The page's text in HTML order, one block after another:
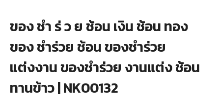
บทความ
ของ ชํา ร่ ว ย ช้อน เงิน ช้อน ทอง
ของ ชำร่วย ช้อน ของชำร่วย
แต่งงาน ของชำร่วย งานแต่ง ช้อน
ทานข้าว | NK00132